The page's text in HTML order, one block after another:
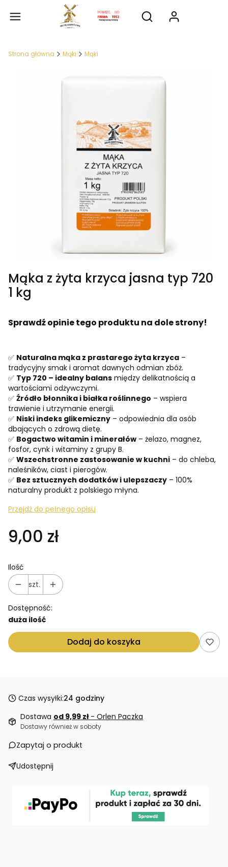
Otwórz wyszukiwarkę
Strona główna Mąki Mąki
Mąka z żyta krzyca jasna typ 720
1 kg
Sprawdź opinie tego produktu na dole strony!
✅ Naturalna mąka z prastarego żyta krzyca –
tradycyjny smak i aromat dawnych odmian zbóż.
✅ Typ 720 – idealny balans między delikatnością a
wartościami odżywczymi.
✅ Źródło błonnika i białka roślinnego – wspiera
trawienie i utrzymanie energii.
✅ Niski indeks glikemiczny – odpowiednia dla osób
dbających o zdrową dietę.
✅ Bogactwo witamin i minerałów – żelazo, magnez,
fosfor, cynk i witaminy z grupy B.
✅ Wszechstronne zastosowanie w kuchni – do chleba,
naleśników, ciast i pierogów.
✅ Bez sztucznych dodatków i ulepszaczy – 100%
naturalny produkt z polskiego młyna.
Przejdź do pełnego opisu
9,00 zł
Ilość
szt.
Dostępność:
duża ilość
Dodaj do koszyka
Czas wysyłki:24 godziny
Dostawa od 9,99 zł - Orlen Paczka
Dostawy również w soboty
Zapytaj o produkt
Udostępnij